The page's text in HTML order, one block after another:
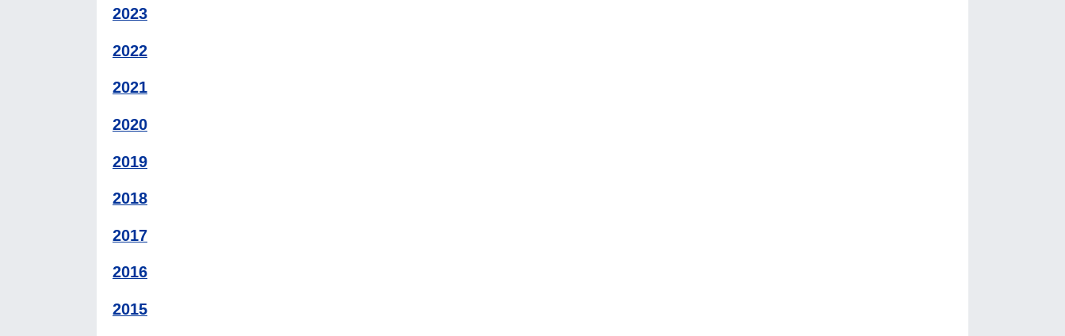
2023
2022
2021
2020
2019
2018
2017
2016
2015